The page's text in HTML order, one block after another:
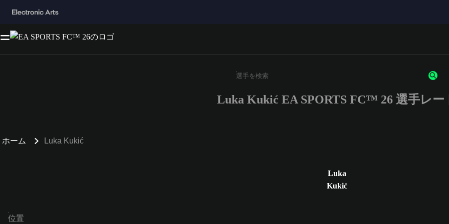
3文字以上の文字または数字を入力してください。
Luka Kukić EA SPORTS FC™ 26 選手レー
ホーム Luka Kukić
Luka
Kukić
位置